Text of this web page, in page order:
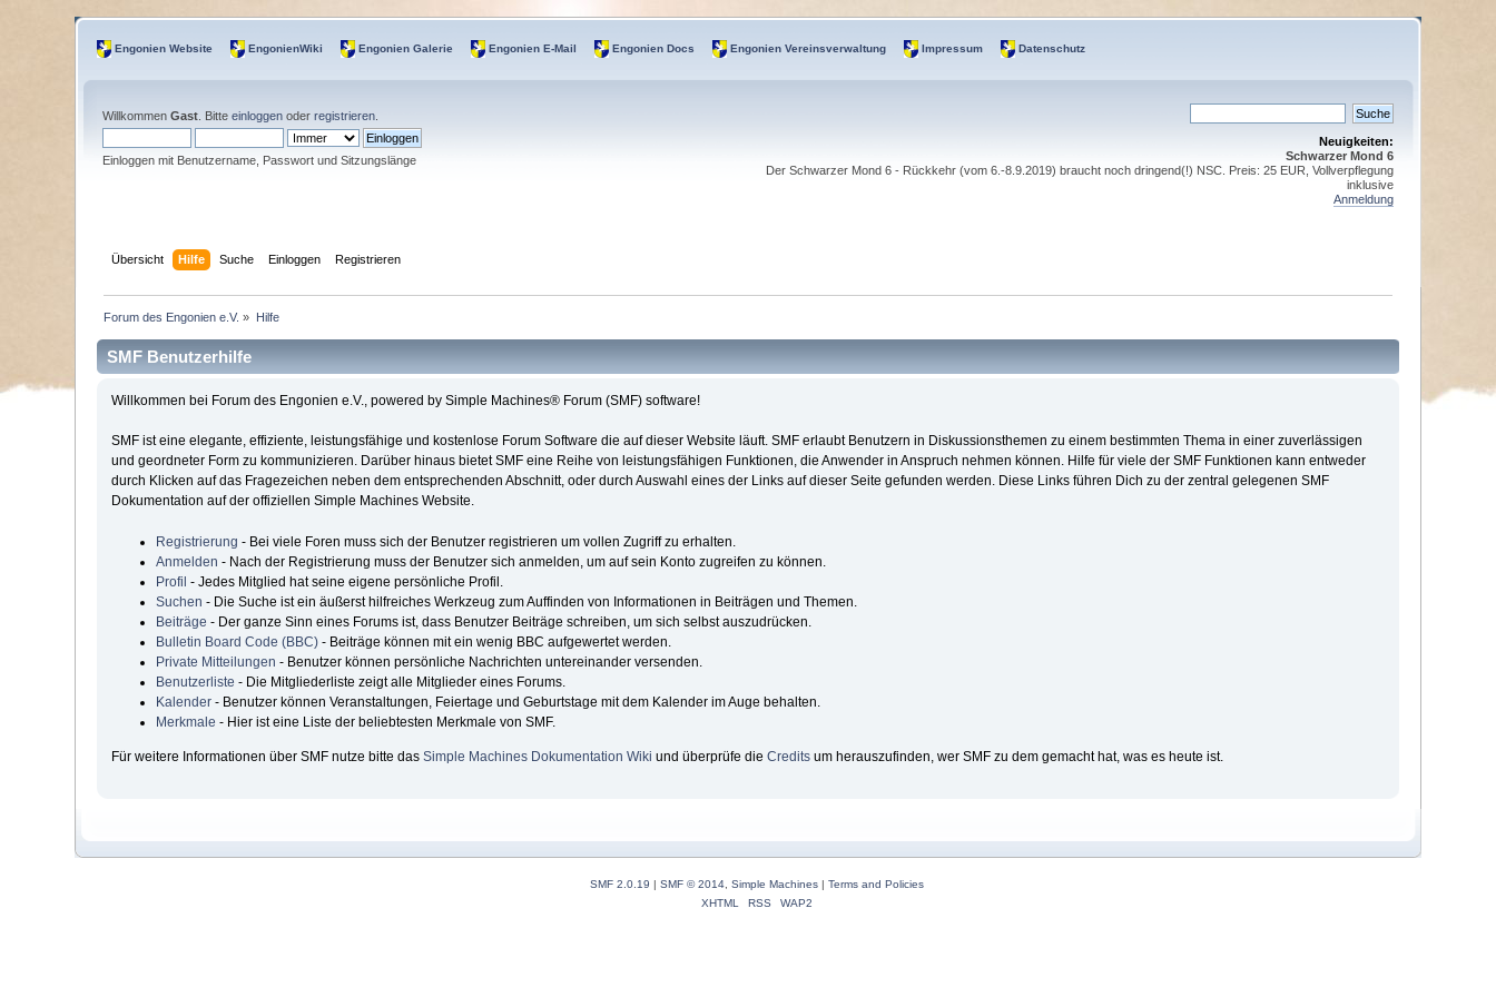
Engonien Website EngonienWiki Engonien Galerie Engonien E-Mail Engonien Docs Engonien Vereinsverwaltung Impressum Datenschutz
WillkommenGast . Bitteeinloggen oderregistrieren
Einloggen mit Benutzername, Passwort und Sitzungslänge
Neuigkeiten:
Schwarzer Mond 6
Der Schwarzer Mond 6 - Rückkehr (vom 6.-8.9.2019) braucht noch dringend(!) NSC. Preis: 25 EUR, Vollverpflegung
inklusive
Anmeldung
Übersicht Hilfe Suche Einloggen Registrieren
Forum des Engonien e.V. » Hilfe
SMF Benutzerhilfe
Willkommen bei Forum des Engonien e.V., powered by Simple Machines® Forum (SMF) software!
SMF ist eine elegante, effiziente, leistungsfähige und kostenlose Forum Software die auf dieser Website läuft. SMF erlaubt Benutzern in Diskussionsthemen zu einem bestimmten Thema in einer zuverlässigen
und geordneter Form zu kommunizieren. Darüber hinaus bietet SMF eine Reihe von leistungsfähigen Funktionen, die Anwender in Anspruch nehmen können. Hilfe für viele der SMF Funktionen kann entweder
durch Klicken auf das Fragezeichen neben dem entsprechenden Abschnitt, oder durch Auswahl eines der Links auf dieser Seite gefunden werden. Diese Links führen Dich zu der zentral gelegenen SMF
Dokumentation auf der offiziellen Simple Machines Website.
Registrierung - Bei viele Foren muss sich der Benutzer registrieren um vollen Zugriff zu erhalten.
Anmelden - Nach der Registrierung muss der Benutzer sich anmelden, um auf sein Konto zugreifen zu können.
Profil - Jedes Mitglied hat seine eigene persönliche Profil.
Suchen - Die Suche ist ein äußerst hilfreiches Werkzeug zum Auffinden von Informationen in Beiträgen und Themen.
Beiträge - Der ganze Sinn eines Forums ist, dass Benutzer Beiträge schreiben, um sich selbst auszudrücken.
Bulletin Board Code (BBC)- Beiträge können mit ein wenig BBC aufgewertet werden.
Private Mitteilungen - Benutzer können persönliche Nachrichten untereinander versenden.
Benutzerliste - Die Mitgliederliste zeigt alle Mitglieder eines Forums.
Kalender- Benutzer können Veranstaltungen, Feiertage und Geburtstage mit dem Kalender im Auge behalten.
Merkmale - Hier ist eine Liste der beliebtesten Merkmale von SMF.
Für weitere Informationen über SMF nutze bitte das Simple Machines Dokumentation Wiki und überprüfe die Creditsum herauszufinden, wer SMF zu dem gemacht hat, was es heute ist.
SMF 2.0.19 | SMF © 2014, Simple Machines| Terms and Policies
XHTML
RSS WAP2